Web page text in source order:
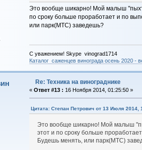
Это вообще шикарно! Мой малыш
по сроку больше проработает и по
или парк(МТС) заведешь?
С уважением! Skype vinograd1714
Каталог саженцев винограда осень 2020 -
Re: Техника на винограднике
« Ответ #13 : 16 Ноября 2014, 01:25:50 »
Цитата: Степан Петрович от 13 Июля 2014,
Это вообще шикарно! Мой малыш
этот и по сроку больше
Будешь менять, или парк(МТС)